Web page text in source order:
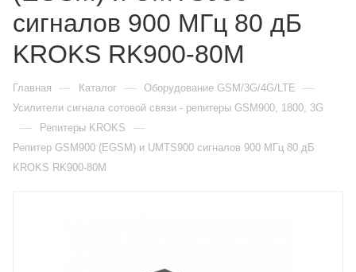
сигналов 900 МГц 80 дБ
KROKS RK900-80M
Главная — Каталог — Оборудование GSM/3G/4G/LTE —
Усилители сигнала сотовой связи - репитеры GSM900, 1800, 3G
— Репитеры KROKS —
Репитер GSM900 (EGSM) и UMTS900 сигналов 900 МГц 80 дБ
KROKS RK900-80M